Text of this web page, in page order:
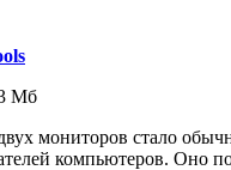
Мб
мониторов стало
компьютеров. Оно